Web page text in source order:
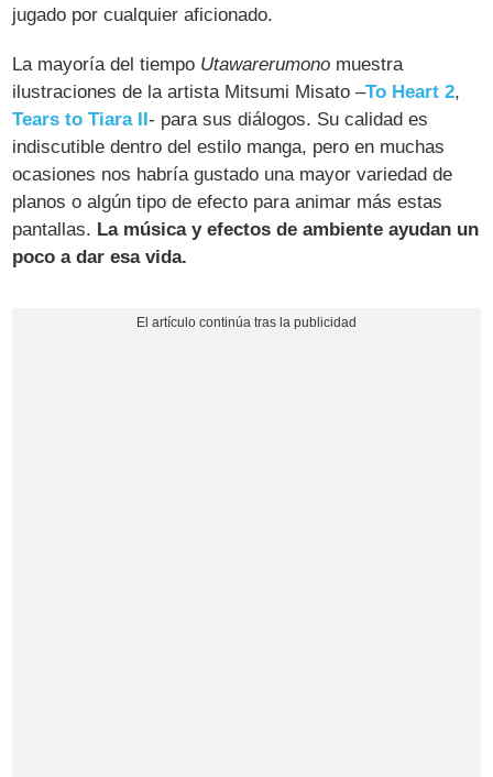
jugado por cualquier aficionado.
La mayoría del tiempo Utawarerumono muestra
ilustraciones de la artista Mitsumi Misato –To Heart 2,
Tears to Tiara II- para sus diálogos. Su calidad es
indiscutible dentro del estilo manga, pero en muchas
ocasiones nos habría gustado una mayor variedad de
planos o algún tipo de efecto para animar más estas
pantallas. La música y efectos de ambiente ayudan un
poco a dar esa vida.